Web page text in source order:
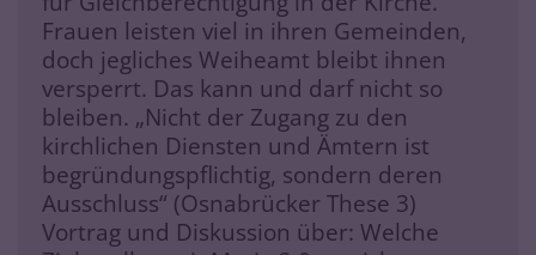
Frauen leisten viel in ihren Gemeinden,
doch jegliches Weiheamt bleibt ihnen
versperrt. Das kann und darf nicht so
bleiben. „Nicht der Zugang zu den
kirchlichen Diensten und Ämtern ist
begründungspflichtig, sondern deren
Ausschluss“ (Osnabrücker These 3)
Vortrag und Diskussion über: Welche